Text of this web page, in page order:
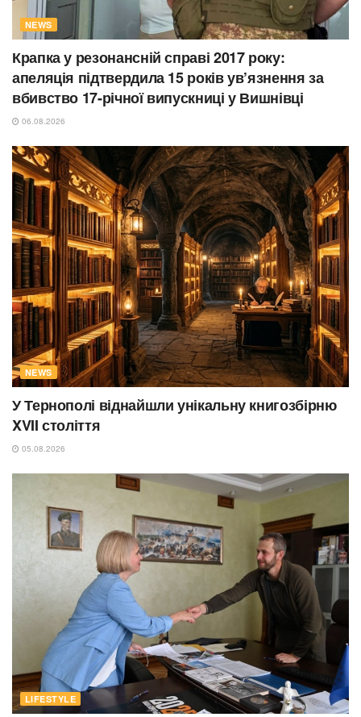
NEWS
Крапка у резонансній справі 2017 року:
апеляція підтвердила 15 років ув’язнення за
вбивство 17-річної випускниці у Вишнівці
06.08.2026
NEWS
У Тернополі віднайшли унікальну книгозбірню
XVII століття
05.08.2026
LIFESTYLE